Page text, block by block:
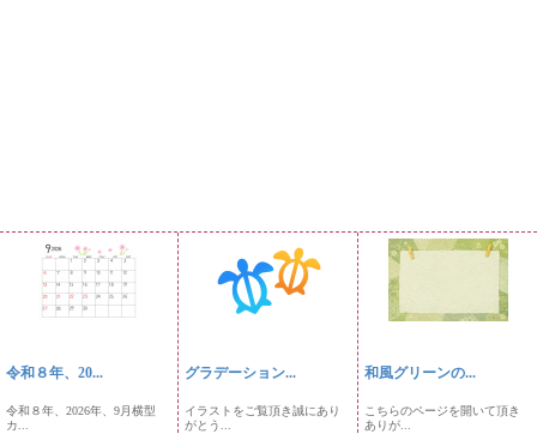
令和８年、20...
令和８年、2026年、9月横型
カ...
グラデーション...
イラストをご覧頂き誠にあり
がとう...
和風グリーンの...
こちらのページを開いて頂き
ありが...